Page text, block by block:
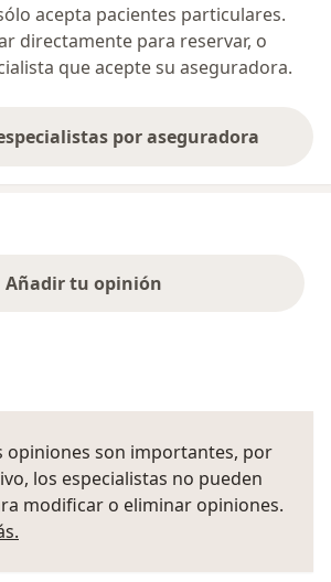
acepta pacientes particulares.
directamente para reservar, o
que acepte su aseguradora.
por aseguradora
Añadir tu opinión
opiniones son importantes, por
los especialistas no pueden
modificar o eliminar opiniones.